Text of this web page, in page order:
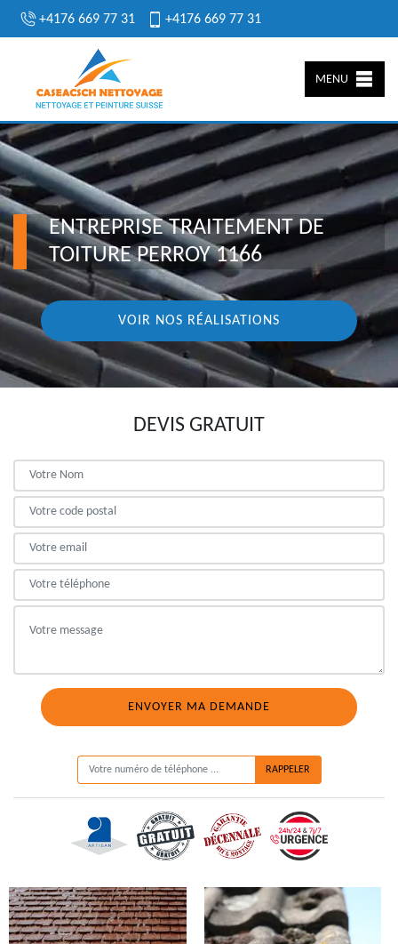
+4176 669 77 31 +4176 669 77 31
MENU
ENTREPRISE TRAITEMENT DE
TOITURE PERROY 1166
VOIR NOS RÉALISATIONS
DEVIS GRATUIT